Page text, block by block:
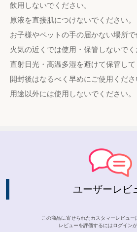
飲用しないでください。
原液を直接肌につけないでください。
お子様やペットの手の届かない場所で
火気の近くでは使用・保管しないでく
直射日光・高温多湿を避けて保管して
開封後はなるべく早めにご使用くださ
用途以外には使用しないでください。
ユーザーレビ
この商品に寄せられたカスタマーレビュー
レビューを評価するには ログイン